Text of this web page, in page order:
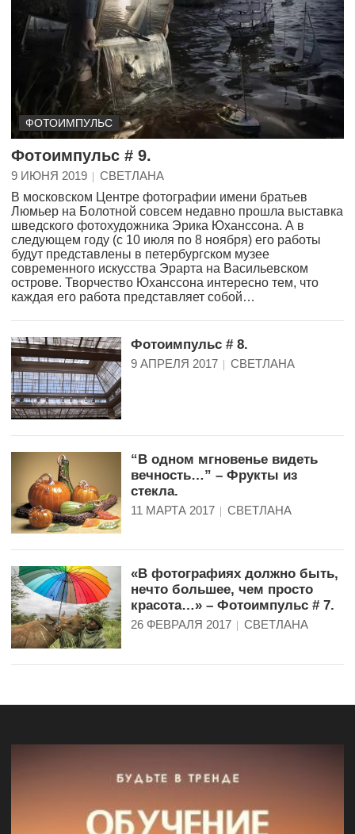
ФОТОИМПУЛЬС
Фотоимпульс # 9.
9 ИЮНЯ 2019
СВЕТЛАНА
В московском Центре фотографии имени братьев
Люмьер на Болотной совсем недавно прошла выставка
шведского фотохудожника Эрика Юханссона. А в
следующем году (с 10 июля по 8 ноября) его работы
будут представлены в петербургском музее
современного искусства Эрарта на Васильевском
острове. Творчество Юханссона интересно тем, что
каждая его работа представляет собой…
Фотоимпульс # 8.
9 АПРЕЛЯ 2017 СВЕТЛАНА
“В одном мгновенье видеть
вечность…” – Фрукты из
стекла.
11 МАРТА 2017 СВЕТЛАНА
«В фотографиях должно быть,
нечто большее, чем просто
красота…» – Фотоимпульс # 7.
26 ФЕВРАЛЯ 2017 СВЕТЛАНА